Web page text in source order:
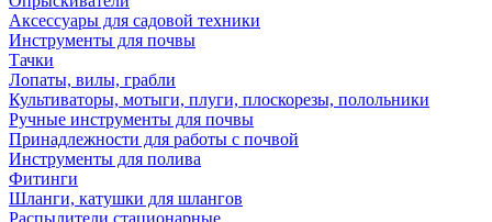
Аксессуары для садовой техники
Инструменты для почвы
Тачки
Лопаты, вилы, грабли
Культиваторы, мотыги, плуги, плоскорезы, полольники
Ручные инструменты для почвы
Принадлежности для работы с почвой
Инструменты для полива
Фитинги
Шланги, катушки для шлангов
Распылители стационарные